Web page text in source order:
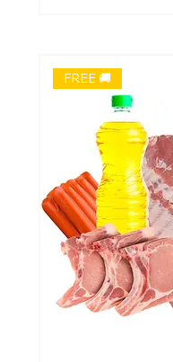
FREE 🚚